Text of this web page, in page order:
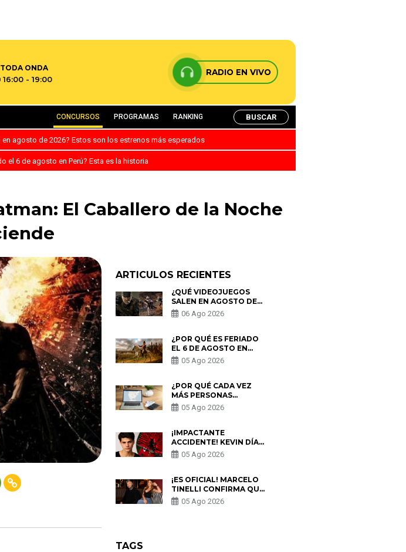
ONDA
16:00 - 19:00
RADIO EN VIVO
CONCURSOS PROGRAMAS RANKING BUSCAR
en agosto de 2026? Estos son los estrenos más esperados
el 6 de agosto en Perú? Esta es la historia
El Caballero de la Noche
ARTICULOS RECIENTES
¿QUÉ VIDEOJUEGOS
SALEN EN AGOSTO DE
2026? ESTOS SON LOS
ESTRENOS MÁS
06 Ago 2026
¿POR QUÉ ES FERIADO
EL 6 DE AGOSTO EN
PERÚ? ESTA ES LA
HISTORIA
05 Ago 2026
¿POR QUÉ CADA VEZ
MÁS PERSONAS
UTILIZAN UNA VPN
PARA PROTEGER SU
05 Ago 2026
¡IMPACTANTE
ACCIDENTE! KEVIN DÍAZ
CAE DESDE OCHO
METROS EN “ESTO ES
PREOCUPACIÓN
05 Ago 2026
¡ES OFICIAL! MARCELO
TINELLI CONFIRMA QUE
REGRESÓ CON MILETT
FIGUEROA: “EL AMOR
05 Ago 2026
TAGS